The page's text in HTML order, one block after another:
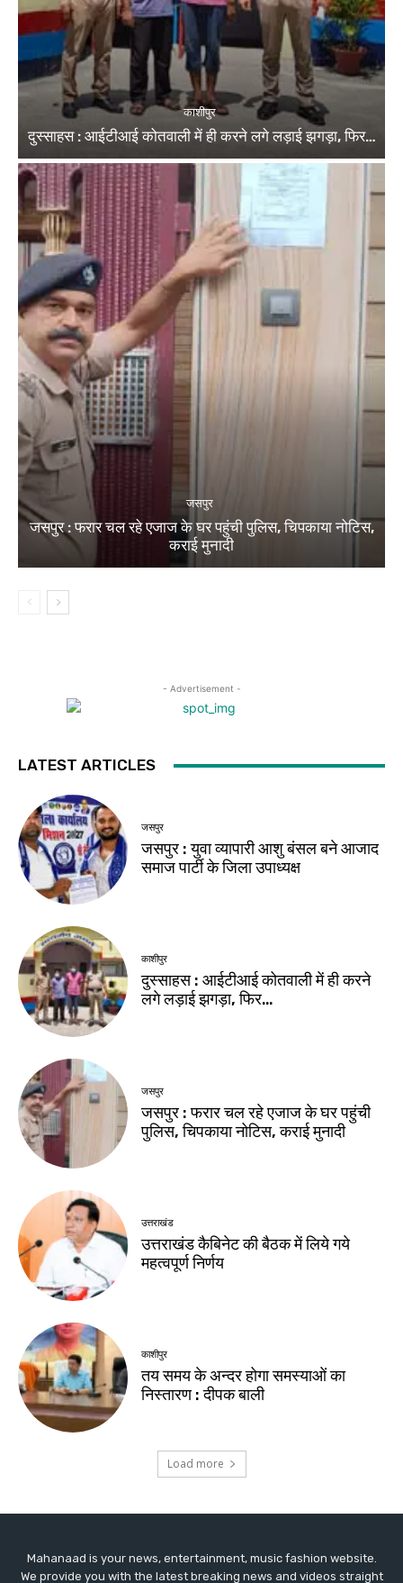
Mahanaad is your news, entertainment, music fashion website.
We provide you with the latest breaking news and videos straight